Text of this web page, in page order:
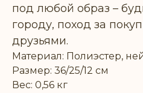
под любой образ –
городу, поход за
друзьями.
Материал: Полиэстер,
Размер: 36/25/12 см
Вес: 0,56 кг